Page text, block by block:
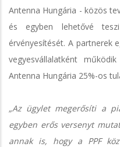
Antenna Hungária - közös
és egyben lehetővé
érvényesítését. A partnerek
vegyesvállalatként
Antenna Hungária 25%-os
„Az ügylet megerősíti a
egyben erős versenyt
annak is, hogy a PPF